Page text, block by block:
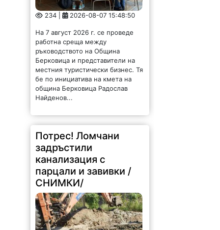
234 | 2026-08-07 15:48:50
На 7 август 2026 г. се проведе
работна среща между
ръководството на Община
Берковица и представители на
местния туристически бизнес. Тя
бе по инициатива на кмета на
община Берковица Радослав
Найденов...
Потрес! Ломчани
задръстили
канализация с
парцали и завивки /
СНИМКИ/